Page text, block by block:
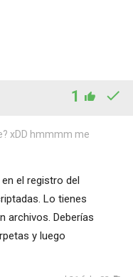
1
xDD hmmmm me
el registro del
Lo tienes
archivos. Deberías
y luego